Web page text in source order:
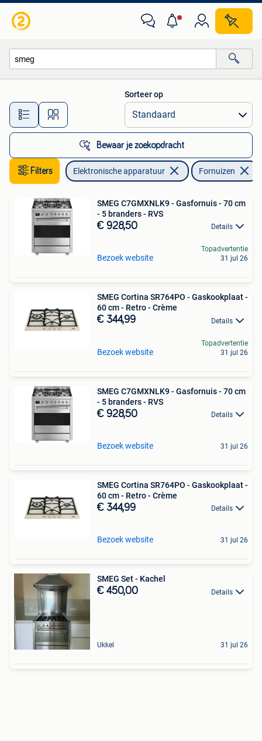
Alle afstanden…
Sorteer op
Bewaar je zoekopdracht
Filters Elektronische apparatuur Fornuizen
SMEG C7GMXNLK9 - Gasfornuis - 70 cm
- 5 branders - RVS
€ 928,50 Details
Bezoek website
Topadvertentie
31 jul 26
SMEG Cortina SR764PO - Gaskookplaat -
60 cm - Retro - Crème
€ 344,99 Details
Bezoek website
Topadvertentie
31 jul 26
SMEG C7GMXNLK9 - Gasfornuis - 70 cm
- 5 branders - RVS
€ 928,50 Details
Bezoek website 31 jul 26
SMEG Cortina SR764PO - Gaskookplaat -
60 cm - Retro - Crème
€ 344,99 Details
Bezoek website 31 jul 26
SMEG Set - Kachel
€ 450,00 Details
Ukkel 31 jul 26